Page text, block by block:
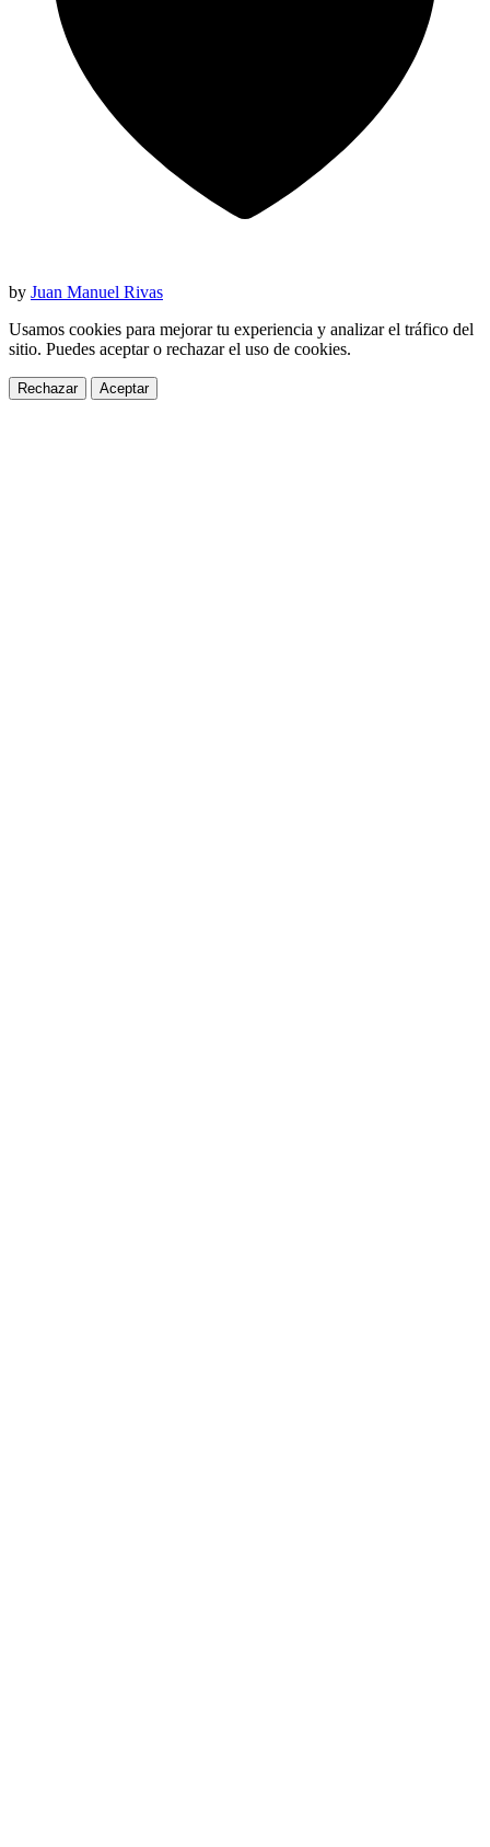
by Juan Manuel Rivas
Usamos cookies para mejorar tu experiencia y analizar el tráfico del
sitio. Puedes aceptar o rechazar el uso de cookies.
Rechazar Aceptar